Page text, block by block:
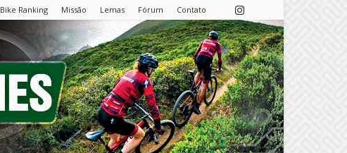
Bike Ranking Missão Lemas Fórum Contato